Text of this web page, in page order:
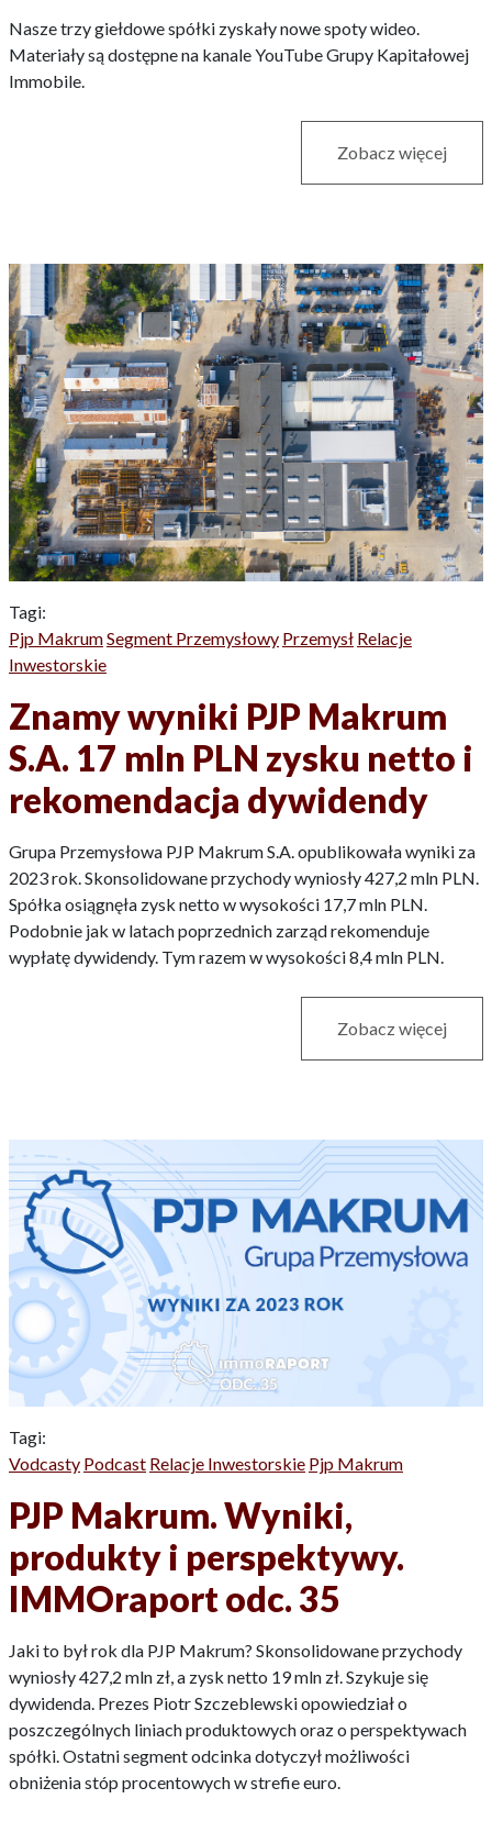
Nasze trzy giełdowe spółki zyskały nowe spoty wideo.
Materiały są dostępne na kanale YouTube Grupy Kapitałowej
Immobile.
Zobacz więcej
Tagi:
Pjp MakrumSegment Przemysłowy Przemysł Relacje
Inwestorskie
Znamy wyniki PJP Makrum
S.A. 17 mln PLN zysku netto i
rekomendacja dywidendy
Grupa Przemysłowa PJP Makrum S.A. opublikowała wyniki za
2023 rok. Skonsolidowane przychody wyniosły 427,2 mln PLN.
Spółka osiągnęła zysk netto w wysokości 17,7 mln PLN.
Podobnie jak w latach poprzednich zarząd rekomenduje
wypłatę dywidendy. Tym razem w wysokości 8,4 mln PLN.
Zobacz więcej
Tagi:
Vodcasty Podcast Relacje Inwestorskie Pjp Makrum
PJP Makrum. Wyniki,
produkty i perspektywy.
IMMOraport odc. 35
Jaki to był rok dla PJP Makrum? Skonsolidowane przychody
wyniosły 427,2 mln zł, a zysk netto 19 mln zł. Szykuje się
dywidenda. Prezes Piotr Szczeblewski opowiedział o
poszczególnych liniach produktowych oraz o perspektywach
spółki. Ostatni segment odcinka dotyczył możliwości
obniżenia stóp procentowych w strefie euro.